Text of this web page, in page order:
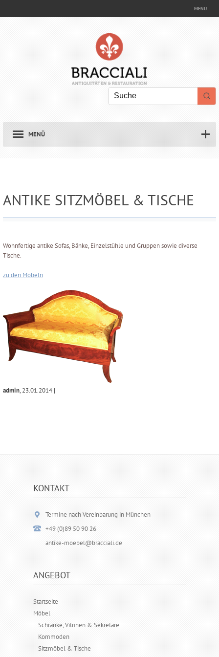
MENU
MENÜ
ANTIKE SITZMÖBEL & TISCHE
Wohnfertige antike Sofas, Bänke, Einzelstühle und Gruppen sowie diverse
Tische.
zu den Möbeln
admin, 23.01.2014 |
KONTAKT
Termine nach Vereinbarung in München
+49 (0)89 50 90 26
antike-moebel@bracciali.de
ANGEBOT
Startseite
Möbel
Schränke, Vitrinen & Sekretäre
Kommoden
Sitzmöbel & Tische